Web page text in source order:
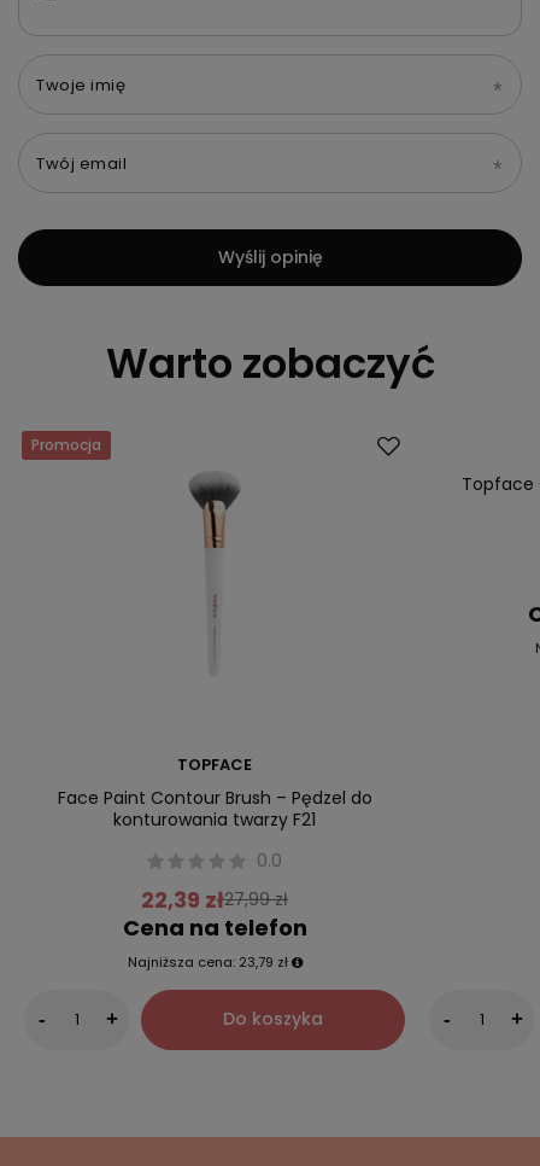
Twoje imię
Twój email
Wyślij opinię
Warto zobaczyć
Promocja
TOPFACE
Face Paint Contour Brush – Pędzel do
konturowania twarzy F21
0.0
22,39 zł27,99 zł
Cena na telefon
Najniższa cena: 23,79 zł
- + Do koszyka
Topface
- +